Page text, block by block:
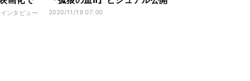
インタビュー 2020/11/19 07:00